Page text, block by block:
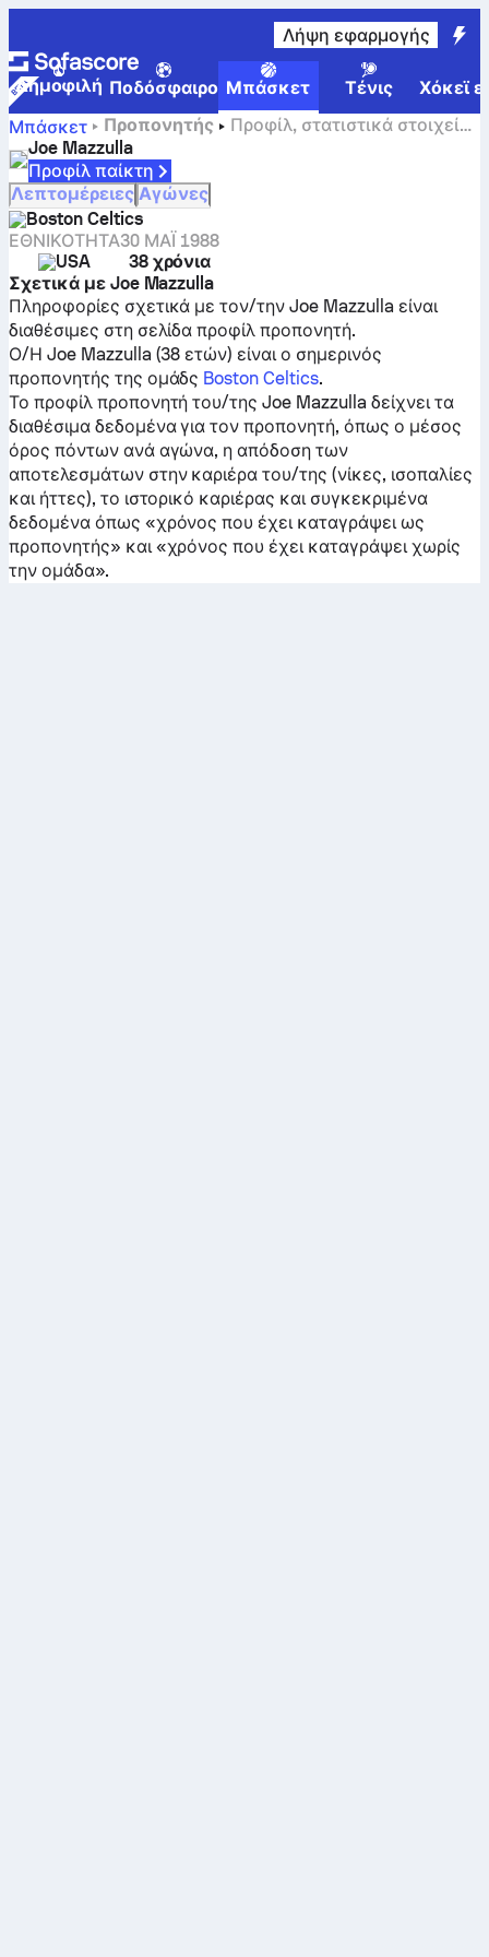
Λήψη εφαρμογής
Δημοφιλή Ποδόσφαιρο Μπάσκετ Τένις
Χόκεϊ
Μπάσκετ
Προπονητής
Προφίλ, στατιστικά στοιχεία
και ιστορικό καριέρας του/της Joe Mazzulla
Joe Mazzulla
Προφίλ παίκτη
Λεπτομέρειες Αγώνες
Boston Celtics
ΕΘΝΙΚΌΤΗΤΑ
USA
30 ΜΑΪ́ 1988
38 χρόνια
Σχετικά με Joe Mazzulla
Πληροφορίες σχετικά με τον/την Joe Mazzulla είναι
διαθέσιμες στη σελίδα προφίλ προπονητή.
Ο/Η Joe Mazzulla (38 ετών) είναι ο σημερινός
προπονητής της ομάδς Boston Celtics.
Το προφίλ προπονητή του/της Joe Mazzulla δείχνει τα
διαθέσιμα δεδομένα για τον προπονητή, όπως ο μέσος
όρος πόντων ανά αγώνα, η απόδοση των
αποτελεσμάτων στην καριέρα του/της (νίκες, ισοπαλίες
και ήττες), το ιστορικό καριέρας και συγκεκριμένα
δεδομένα όπως «χρόνος που έχει καταγράψει ως
προπονητής» και «χρόνος που έχει καταγράψει χωρίς
την ομάδα».